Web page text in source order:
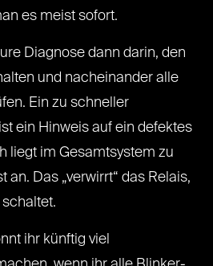
es meist sofort.
Diagnose dann darin, den
und nacheinander alle
Ein zu schneller
ein Hinweis auf ein defektes
liegt im Gesamtsystem zu
an. Das „verwirrt“ das Relais,
ihr künftig viel